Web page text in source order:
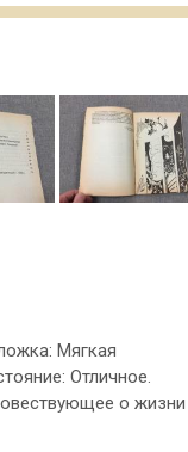
Мягкая
Отличное.
о жизни